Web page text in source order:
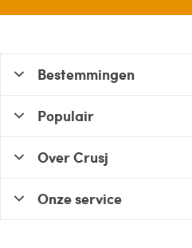
Bestemmingen
Populair
Over Crusj
Onze service